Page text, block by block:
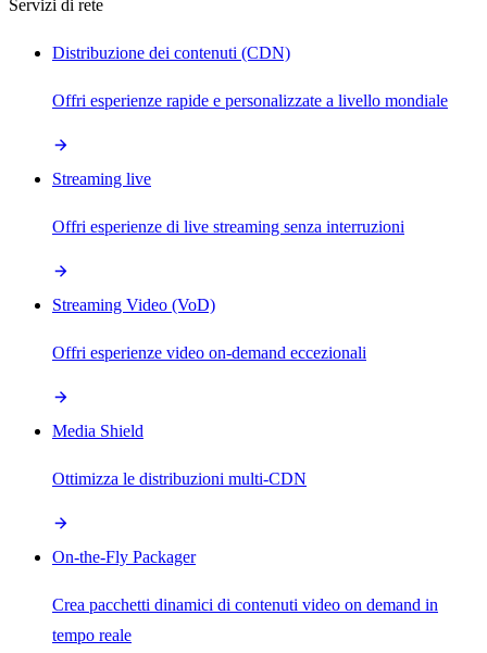
Servizi di rete
Distribuzione dei contenuti (CDN)
Offri esperienze rapide e personalizzate a livello mondiale
Streaming live
Offri esperienze di live streaming senza interruzioni
Streaming Video (VoD)
Offri esperienze video on-demand eccezionali
Media Shield
Ottimizza le distribuzioni multi-CDN
On-the-Fly Packager
Crea pacchetti dinamici di contenuti video on demand in
tempo reale